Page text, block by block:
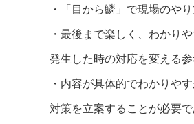
・「目から鱗」で現場のや
・最後まで楽しく、わかり
発生した時の対応を変える参
・内容が具体的でわかりや
対策を立案することが必要